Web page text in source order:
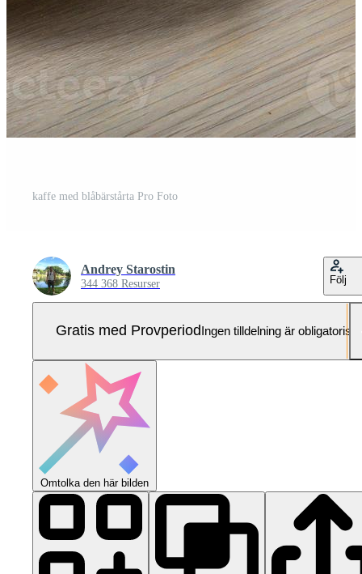
kaffe med blåbärstårta Pro Foto
Andrey Starostin
344 368 Resurser Följ
Gratis med ProvperiodIngen tilldelning är obligatorisk
Omtolka den här bilden